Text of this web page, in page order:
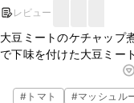
レビュー
大豆ミートのケチャップ
で下味を付けた大豆ミー
材がたっぷり入っている
さですので、ぜひお試し
# トマト #マッシュル